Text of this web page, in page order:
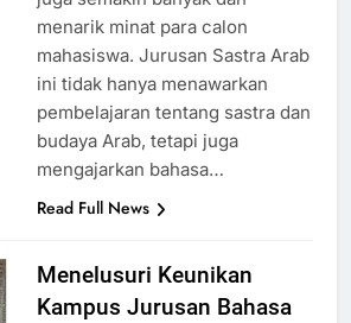
menarik minat para calon
mahasiswa. Jurusan Sastra Arab
ini tidak hanya menawarkan
pembelajaran tentang sastra dan
budaya Arab, tetapi juga
mengajarkan bahasa…
Read Full News
Menelusuri Keunikan
Kampus Jurusan Bahasa